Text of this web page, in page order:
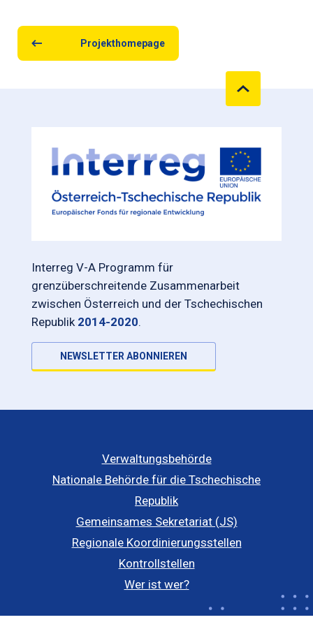
Projekthomepage
Interreg V-A Programm für
grenzüberschreitende Zusammenarbeit
zwischen Österreich und der Tschechischen
Republik 2014-2020.
NEWSLETTER ABONNIEREN
Verwaltungsbehörde
Nationale Behörde für die Tschechische
Republik
Gemeinsames Sekretariat (JS)
Regionale Koordinierungsstellen
Kontrollstellen
Wer ist wer?